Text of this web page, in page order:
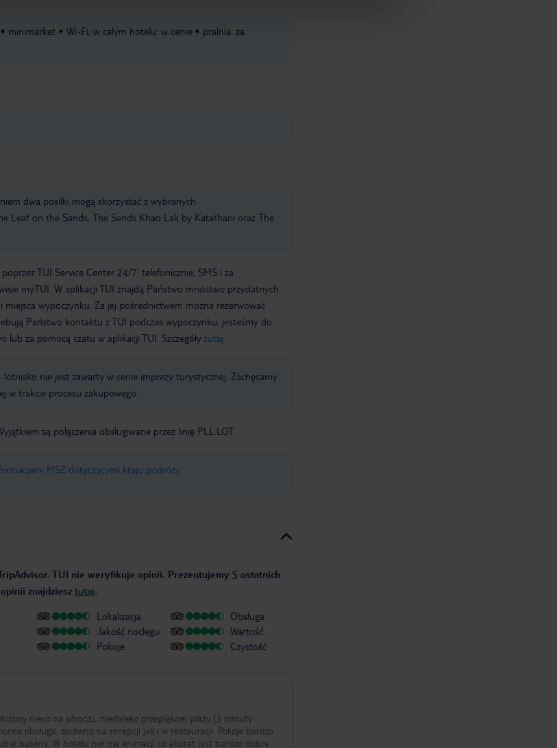
minimarket Wi-Fi, w całym hotelu: w cenie
pralnia: za
dwa posiłki mogą skorzystać z wybranych
Leaf on the Sands, The Sands Khao Lak by Katathani oraz The
TUI Service Center 24/7: telefonicznie, SMS i za
myTUI. W aplikacji TUI znajdą Państwo mnóstwo przydatnych
wypoczynku. Za jej pośrednictwem można rezerwować
Państwo kontaktu z TUI podczas wypoczynku, jesteśmy do
lub za pomocą czatu w aplikacji TUI. Szczegóły tutaj
nie jest zawarty w cenie imprezy turystycznej. Zachęcamy
w trakcie procesu zakupowego.
są połączenia obsługiwane przez linię PLL LOT.
MSZ dotyczącymi kraju podróży.
TUI nie weryfikuje opinii. Prezentujemy 5 ostatnich
znajdziesz tutaj.
Lokalizacja
Jakość noclegu
Pokoje
Obsługa
Wartość
Czystość
nieco na uboczu, niedaleko przepięknej plaży (3 minuty
obsługa, zarówno na recepcji jak i w restauracji. Pokoje bardzo
baseny. W hotelu nie ma animacji co akurat jest bardzo dobre